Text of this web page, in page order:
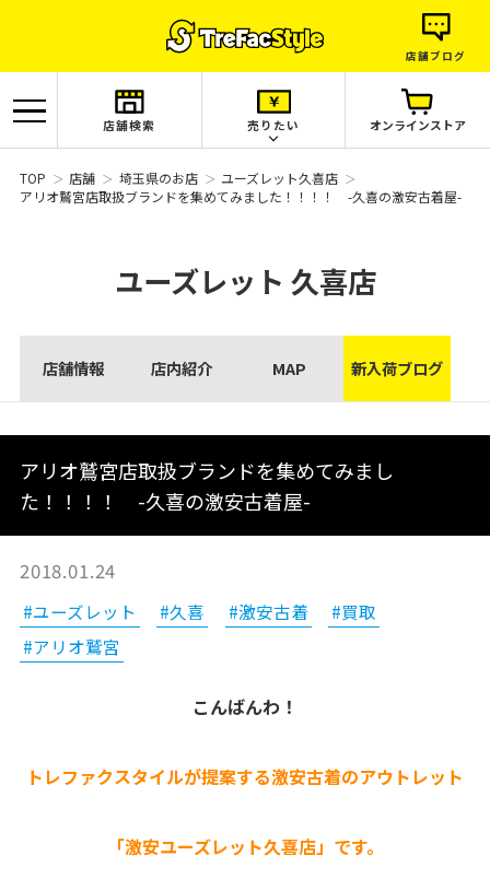
店舗ブログ
店舗検索 売りたい オンラインストア
TOP 店舗 埼玉県のお店
ユーズレット久喜店
アリオ鷲宮店取扱ブランドを集めてみました！！！！ -久喜の激安古着屋-
ユーズレット 久喜店
店舗情報 店内紹介 MAP 新入荷ブログ
アリオ鷲宮店取扱ブランドを集めてみまし
た！！！！ -久喜の激安古着屋-
2018.01.24
#ユーズレット #久喜 #激安古着
#買取
#アリオ鷲宮
こんばんわ！
トレファクスタイルが提案する激安古着のアウトレット
「激安ユーズレット久喜店」です。